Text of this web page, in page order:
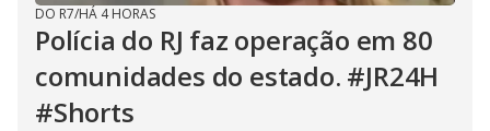
DO R7/HÁ 4 HORAS
Polícia do RJ faz operação em 80
comunidades do estado. #JR24H
#Shorts